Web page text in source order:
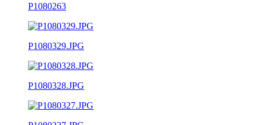
P1080263
P1080329.JPG
P1080328.JPG